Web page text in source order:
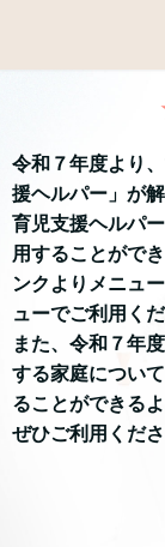
令和７年度より
援ヘルパー」が
育児支援ヘルパ
用することがで
ンクよりメニュ
ューでご利用くだ
また、令和７年
する家庭につい
ることができる
ぜひご利用くださ